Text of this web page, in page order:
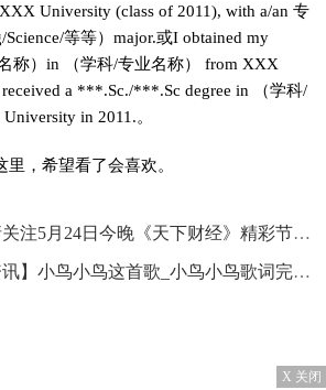
University (class of 2011), with a/an 专
等等）major.或I obtained my
称）in （学科/专业名称） from XXX
a ***.Sc./***.Sc degree in （学科/
in 2011.。
，希望看了会喜欢。
注5月24日今晚《天下财经》精彩节目！
】小鸟小鸟这首歌_小鸟小鸟歌词完整版
X 关闭